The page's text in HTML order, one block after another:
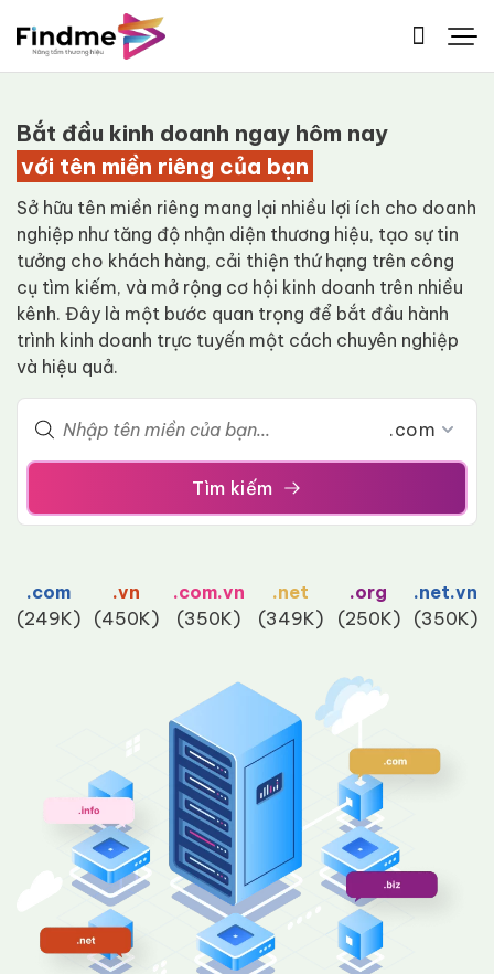
qua
nội
Bắt đầu kinh doanh ngay hôm nay
với tên miền riêng của bạn
Sở hữu tên miền riêng mang lại nhiều lợi ích cho doanh
nghiệp như tăng độ nhận diện thương hiệu, tạo sự tin
tưởng cho khách hàng, cải thiện thứ hạng trên công
cụ tìm kiếm, và mở rộng cơ hội kinh doanh trên nhiều
kênh. Đây là một bước quan trọng để bắt đầu hành
trình kinh doanh trực tuyến một cách chuyên nghiệp
và hiệu quả.
.com
Tìm kiếm
.com
(249K)
.vn
(450K)
.com.vn
(350K)
.net
(349K)
.org
(250K)
.net.vn
(350K)